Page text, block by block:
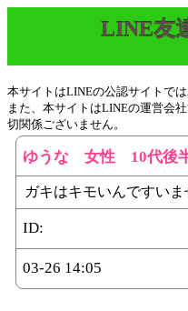
LINE友
本サイトはLINEの公認サイトでは
また、本サイトはLINEの運営会
切関係ございません。
ゆうな 女性 10代後
ガキはキモいんですい
ID:
03-26 14:05